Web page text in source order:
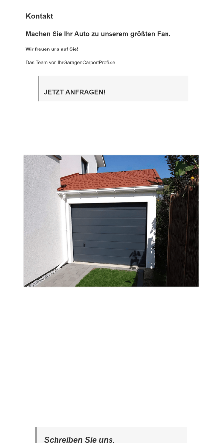
Schreiben Sie uns.